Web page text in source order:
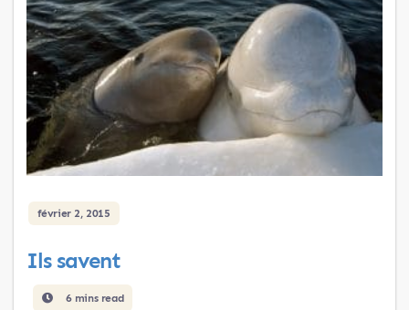
février 2, 2015
Ils savent
6 mins read